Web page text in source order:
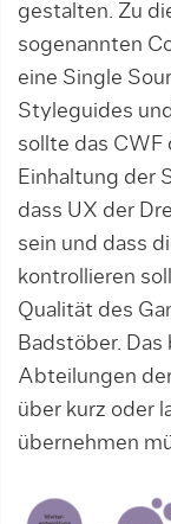
gestalten. Zu
sogenannten
eine Single
Styleguides
sollte das
Einhaltung der
dass UX der
sein und dass
kontrollieren
Qua­­lität des
Badstöber.
Abteilungen
über kurz oder
übernehmen